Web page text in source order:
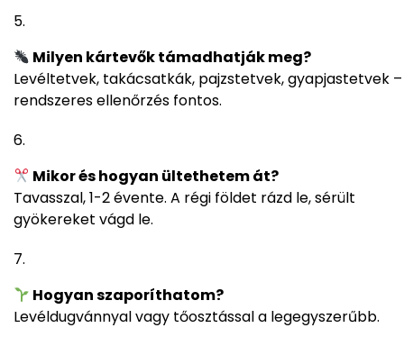
Milyen kártevők támadhatják meg?
Levéltetvek, takácsatkák, pajzstetvek, gyapjastetvek –
rendszeres ellenőrzés fontos.
Mikor és hogyan ültethetem át?
Tavasszal, 1-2 évente. A régi földet rázd le, sérült
gyökereket vágd le.
Hogyan szaporíthatom?
Levéldugvánnyal vagy tőosztással a legegyszerűbb.